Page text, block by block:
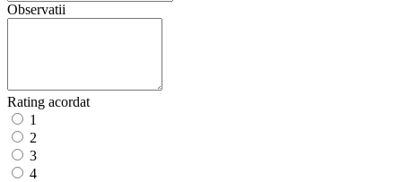
Observatii
Rating acordat
1
2
3
4